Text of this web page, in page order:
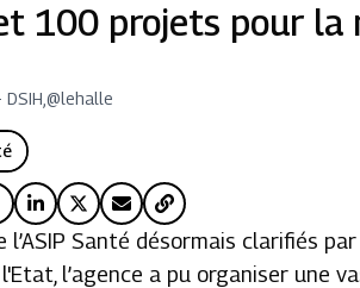
100 projets pour la
DSIH,@lehalle
Santé désormais clarifiés
l’agence a pu organiser une